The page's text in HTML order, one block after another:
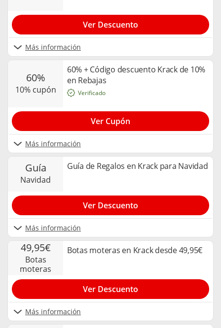
Más información
Ver Descuento
60%
10% cupón
60% + Código descuento Krack de 10%
en Rebajas
Más información
Verificado
Ver Cupón
guía
navidad
Guía de Regalos en Krack para Navidad
Más información
Ver Descuento
49,95€
botas
moteras
Botas moteras en Krack desde 49,95€
Más información
Ver Descuento